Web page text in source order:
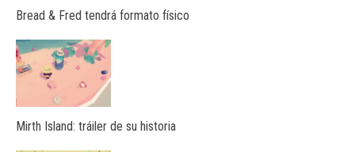
Bread & Fred tendrá formato físico
Mirth Island: tráiler de su historia